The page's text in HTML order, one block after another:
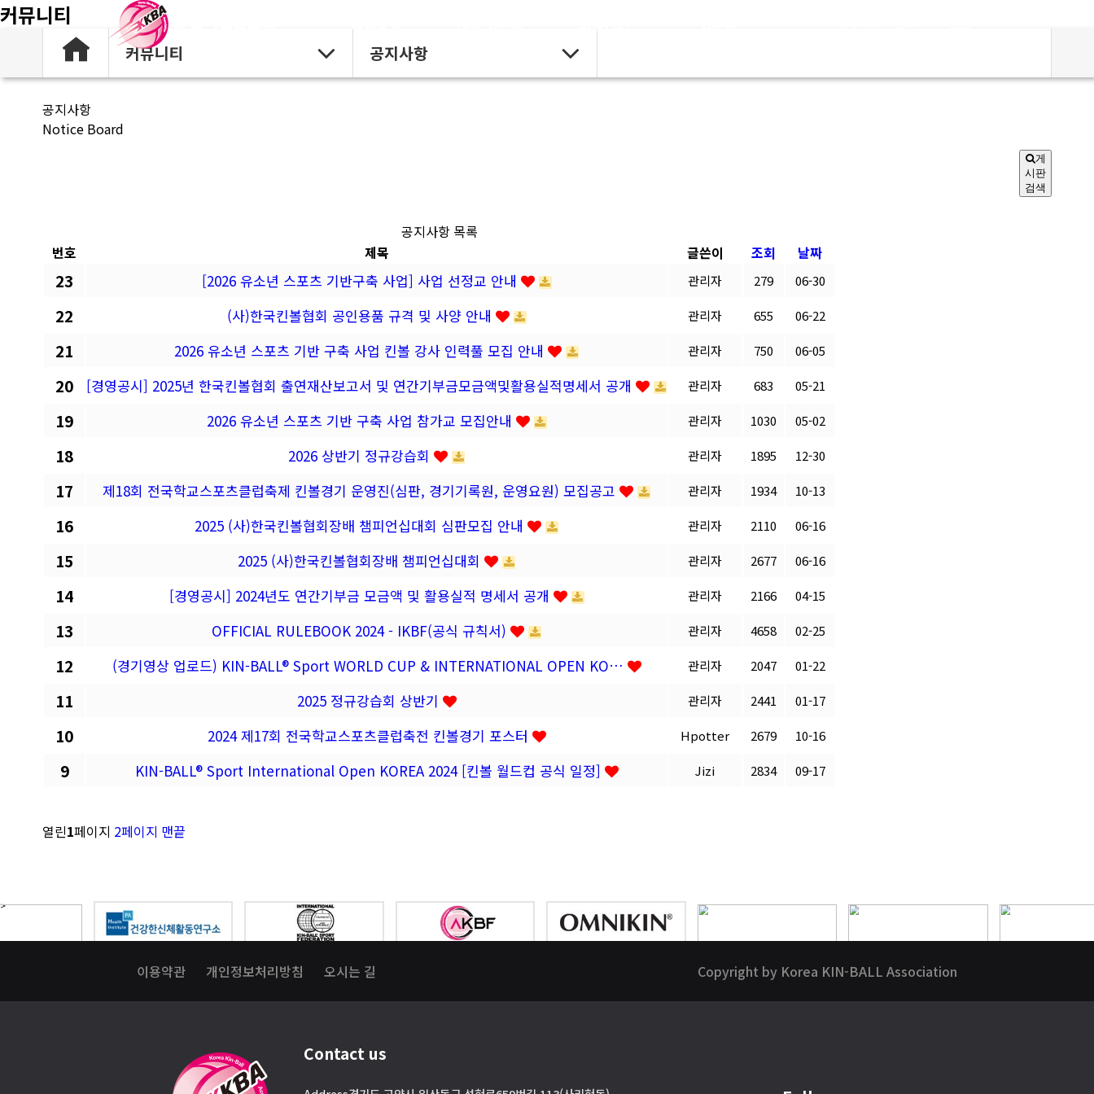
협회소개 커뮤니티
커뮤니티
커뮤니티 공지사항
공지사항
Notice Board
게
시판
검색
공지사항 목록
번호
제목 글쓴이 조회 날짜
23 [2026 유소년 스포츠 기반구축 사업] 사업 선정교 안내 관리자 279 06-30
22 (사)한국킨볼협회 공인용품 규격 및 사양 안내 관리자 655 06-22
21 2026 유소년 스포츠 기반 구축 사업 킨볼 강사 인력풀 모집 안내 관리자 750 06-05
20 [경영공시] 2025년 한국킨볼협회 출연재산보고서 및 연간기부금모금액및활용실적명세서 공개 관리자 683 05-21
19 2026 유소년 스포츠 기반 구축 사업 참가교 모집안내 관리자 1030 05-02
18 2026 상반기 정규강습회 관리자 1895 12-30
17 제18회 전국학교스포츠클럽축제 킨볼경기 운영진(심판, 경기기록원, 운영요원) 모집공고 관리자 1934 10-13
16 2025 (사)한국킨볼협회장배 챔피언십대회 심판모집 안내 관리자 2110 06-16
15 2025 (사)한국킨볼협회장배 챔피언십대회 관리자 2677 06-16
14 [경영공시] 2024년도 연간기부금 모금액 및 활용실적 명세서 공개 관리자 2166 04-15
13 OFFICIAL RULEBOOK 2024 - IKBF(공식 규칙서) 관리자 4658 02-25
12 (경기영상 업로드) KIN-BALL® Sport WORLD CUP & INTERNATIONAL OPEN KO… 관리자 2047 01-22
11 2025 정규강습회 상반기 관리자 2441 01-17
10 2024 제17회 전국학교스포츠클럽축전 킨볼경기 포스터 Hpotter 2679 10-16
9 KIN-BALL® Sport International Open KOREA 2024 [킨볼 월드컵 공식 일정] Jizi 2834 09-17
열린1페이지 2페이지 맨끝
이용약관 개인정보처리방침 오시는 길 Copyright by Korea KIN-BALL Association
Contact us